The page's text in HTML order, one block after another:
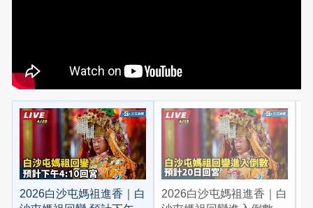
2026白沙屯媽祖進香｜白
2026白沙屯媽祖進香｜白